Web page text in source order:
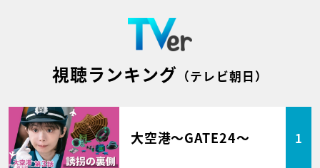
視聴ランキング （テレビ朝日）
大空港～GATE24～ 1